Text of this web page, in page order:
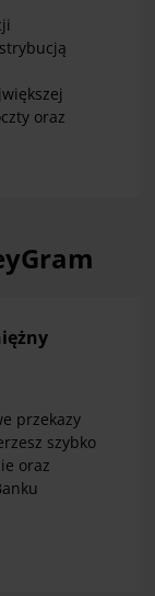
oraz
przekazy
szybko
oraz